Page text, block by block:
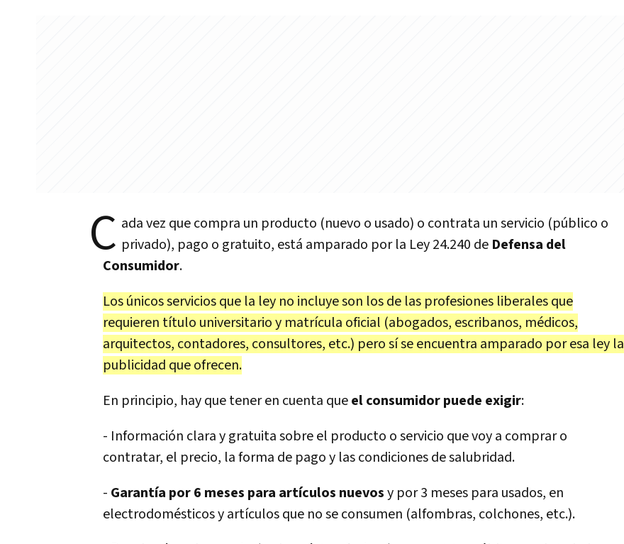
C ada vez que compra un producto (nuevo o usado) o contrata un servicio (público o
privado), pago o gratuito, está amparado por la Ley 24.240 de Defensa del
Consumidor.
Los únicos servicios que la ley no incluye son los de las profesiones liberales que
requieren título universitario y matrícula oficial (abogados, escribanos, médicos,
arquitectos, contadores, consultores, etc.) pero sí se encuentra amparado por esa ley la
publicidad que ofrecen.
En principio, hay que tener en cuenta queel consumidor puede exigir:
- Información clara y gratuita sobre el producto o servicio que voy a comprar o
contratar, el precio, la forma de pago y las condiciones de salubridad.
- Garantía por 6 meses para artículos nuevosy por 3 meses para usados, en
electrodomésticos y artículos que no se consumen (alfombras, colchones, etc.).